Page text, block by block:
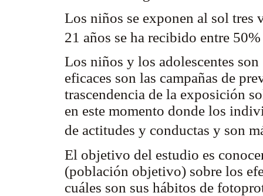
Los niños se exponen al sol tres
21 años se ha recibido entre
Los niños y los adolescentes
eficaces son las campañas de
trascendencia de la exposición
en este momento donde los
de actitudes y conductas y son
El objetivo del estudio es
(población objetivo) sobre los
cuáles son sus hábitos de